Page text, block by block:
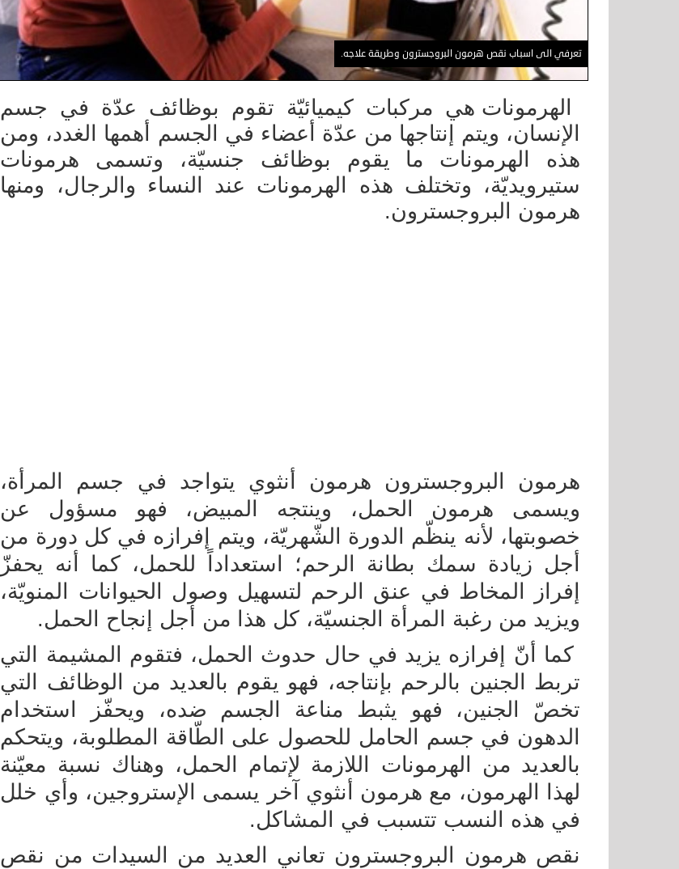
تعرفي الى اسباب نقص هرمون البروجسترون وطريقة علاجه.
الهرمونات هي مركبات كيميائيّة تقوم بوظائف عدّة في جسم
الإنسان، ويتم إنتاجها من عدّة أعضاء في الجسم أهمها الغدد، ومن
هذه الهرمونات ما يقوم بوظائف جنسيّة، وتسمى هرمونات
ستيرويديّة، وتختلف هذه الهرمونات عند النساء والرجال، ومنها
هرمون البروجسترون.
هرمون البروجسترون هرمون أنثوي يتواجد في جسم المرأة،
ويسمى هرمون الحمل، وينتجه المبيض، فهو مسؤول عن
خصوبتها، لأنه ينظّم الدورة الشّهريّة، ويتم إفرازه في كل دورة من
أجل زيادة سمك بطانة الرحم؛ استعداداً للحمل، كما أنه يحفزّ
إفراز المخاط في عنق الرحم لتسهيل وصول الحيوانات المنويّة،
ويزيد من رغبة المرأة الجنسيّة، كل هذا من أجل إنجاح الحمل.
كما أنّ إفرازه يزيد في حال حدوث الحمل، فتقوم المشيمة التي
تربط الجنين بالرحم بإنتاجه، فهو يقوم بالعديد من الوظائف التي
تخصّ الجنين، فهو يثبط مناعة الجسم ضده، ويحفّز استخدام
الدهون في جسم الحامل للحصول على الطّاقة المطلوبة، ويتحكم
بالعديد من الهرمونات اللازمة لإتمام الحمل، وهناك نسبة معيّنة
لهذا الهرمون، مع هرمون أنثوي آخر يسمى الإستروجين، وأي خلل
في هذه النسب تتسبب في المشاكل.
نقص هرمون البروجسترون تعاني العديد من السيدات من نقص